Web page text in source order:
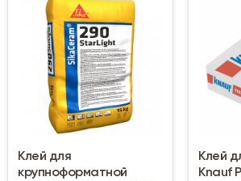
Клей для
крупноформатной
Клей
Knauf